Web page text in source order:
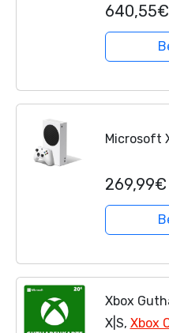
640,55€
Microsoft
269,99€
Xbox
X|S, Xbox